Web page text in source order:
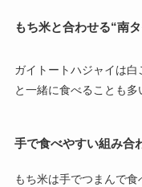
もち米と合わせる“南
ガイトートハジャイは白
と一緒に食べることも多
手で食べやすい組み合
もち米は手でつまんで